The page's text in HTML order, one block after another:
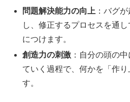
問題解決能力の向上 ：バグ
し、修正するプロセスを通
につけます。
創造力の刺激 ：自分の頭の
ていく過程で、何かを「作
す。